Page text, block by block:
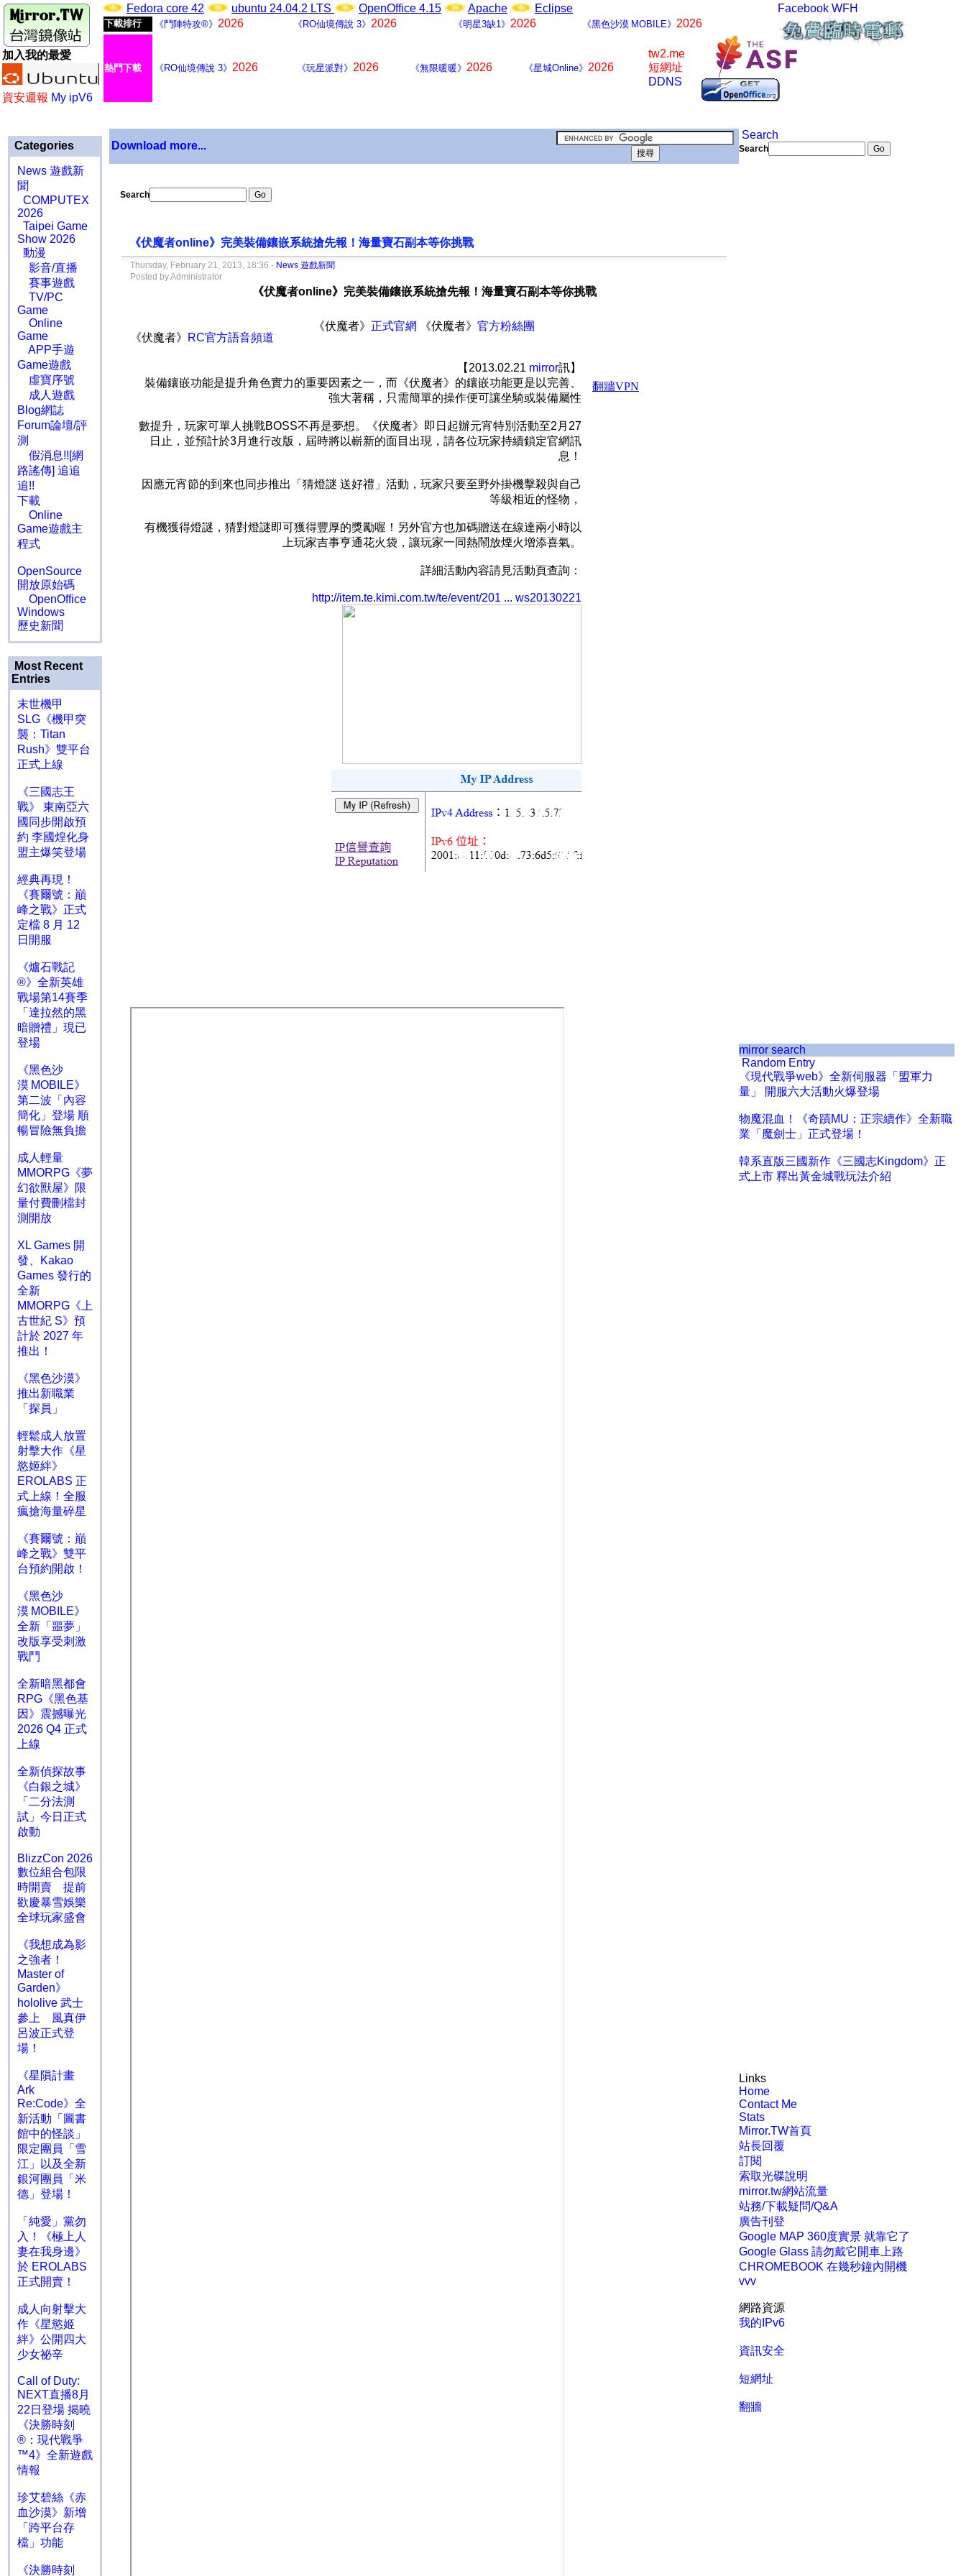
加入我的最愛
資安週報 My ipV6
Fedora core 42 ubuntu 24.04.2 LTS OpenOffice 4.15 Apache Eclipse
下載排行 《鬥陣特攻®》 2026 《RO仙境傳說 3》 2026 《明星3缺1》 2026 《黑色沙漠 MOBILE》 2026
熱門下載 《RO仙境傳說 3》 2026 《玩星派對》 2026 《無限暖暖》 2026 《星城Online》 2026
tw2.me
短網址
DDNS
Facebook WFH
Categories
News 遊戲新
聞
COMPUTEX
2026
Taipei Game
Show 2026
動漫
影音/直播
賽事遊戲
TV/PC
Game
Online
Game
APP手遊
Game遊戲
虛寶序號
成人遊戲
Blog網誌
Forum論壇/評
測
假消息!![網
路謠傳] 追追
追!!
下載
Online
Game遊戲主
程式
OpenSource
開放原始碼
OpenOffice
Windows
歷史新聞
Most Recent
Entries
末世機甲
SLG《機甲突
襲：Titan
Rush》雙平台
正式上線
《三國志王
戰》 東南亞六
國同步開啟預
約 李國煌化身
盟主爆笑登場
經典再現！
《賽爾號：巔
峰之戰》正式
定檔 8 月 12
日開服
《爐石戰記
®》全新英雄
戰場第14賽季
「達拉然的黑
暗贈禮」現已
登場
《黑色沙
漠 MOBILE》
第二波「內容
簡化」登場 順
暢冒險無負擔
成人輕量
MMORPG《夢
幻欲獸屋》限
量付費刪檔封
測開放
XL Games 開
發、Kakao
Games 發行的
全新
MMORPG《上
古世紀 S》預
計於 2027 年
推出！
《黑色沙漠》
推出新職業
「探員」
輕鬆成人放置
射擊大作《星
慾姬絆》
EROLABS 正
式上線！全服
瘋搶海量碎星
《賽爾號：巔
峰之戰》雙平
台預約開啟！
《黑色沙
漠 MOBILE》
全新「噩夢」
改版享受刺激
戰鬥
全新暗黑都會
RPG《黑色基
因》震撼曝光
2026 Q4 正式
上線
全新偵探故事
《白銀之城》
「二分法測
試」今日正式
啟動
BlizzCon 2026
數位組合包限
時開賣 提前
歡慶暴雪娛樂
全球玩家盛會
《我想成為影
之強者！
Master of
Garden》
hololive 武士
參上 風真伊
呂波正式登
場！
《星隕計畫
Ark
Re:Code》全
新活動「圖書
館中的怪談」
限定團員「雪
江」以及全新
銀河團員「米
德」登場！
「純愛」黨勿
入！《極上人
妻在我身邊》
於 EROLABS
正式開賣！
成人向射擊大
作《星慾姬
絆》公開四大
少女祕辛
Call of Duty:
NEXT直播8月
22日登場 揭曉
《決勝時刻
®：現代戰爭
™4》全新遊戲
情報
珍艾碧絲《赤
血沙漠》新增
「跨平台存
檔」功能
《決勝時刻
Download more...
Search
《伏魔者online》完美裝備鑲嵌系統搶先報！海量寶石副本等你挑戰
Thursday, February 21, 2013, 18:36 - News 遊戲新聞
Posted by Administrator
《伏魔者online》完美裝備鑲嵌系統搶先報！海量寶石副本等你挑戰
《伏魔者》 正式官網 《伏魔者》 官方粉絲團
《伏魔者》
RC官方語音頻道
【2013.02.21 mirror訊】
裝備鑲嵌功能是提升角色實力的重要因素之一，而《伏魔者》的鑲嵌功能更是以完善、
強大著稱，只需簡單的操作便可讓坐騎或裝備屬性
數提升，玩家可單人挑戰BOSS不再是夢想。《伏魔者》即日起辦元宵特別活動至2月27
日止，並預計於3月進行改版，屆時將以嶄新的面目出現，請各位玩家持續鎖定官網訊
息！
因應元宵節的到來也同步推出「猜燈謎 送好禮」活動，玩家只要至野外掛機擊殺與自己
等級相近的怪物，
有機獲得燈謎，猜對燈謎即可獲得豐厚的獎勵喔！另外官方也加碼贈送在線達兩小時以
上玩家吉事亨通花火袋，讓玩家一同熱鬧放煙火增添喜氣。
詳細活動內容請見活動頁查詢：
http://item.te.kimi.com.tw/te/event/201 ... ws20130221
Search
Search
mirror search
Random Entry
《現代戰爭web》全新伺服器「盟軍力
量」 開服六大活動火爆登場
物魔混血！《奇蹟MU：正宗續作》全新職
業「魔劍士」正式登場！
韓系直版三國新作《三國志Kingdom》正
式上市 釋出黃金城戰玩法介紹
Links
Home
Contact Me
Stats
Mirror.TW首頁
站長回覆
訂閱
索取光碟說明
mirror.tw網站流量
站務/下載疑問/Q&A
廣告刊登
Google MAP 360度實景 就靠它了
Google Glass 請勿戴它開車上路
CHROMEBOOK 在幾秒鐘內開機
vvv
網路資源
我的IPv6
資訊安全
短網址
翻牆